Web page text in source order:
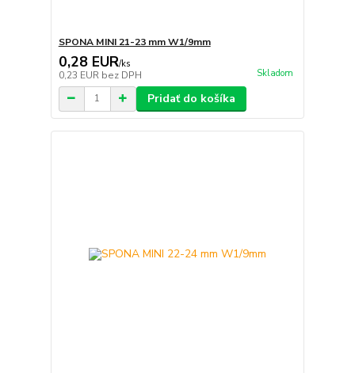
SPONA MINI 21-23 mm W1/9mm
0,28 EUR/ks
0,23 EUR bez DPH Skladom
Pridať do košíka